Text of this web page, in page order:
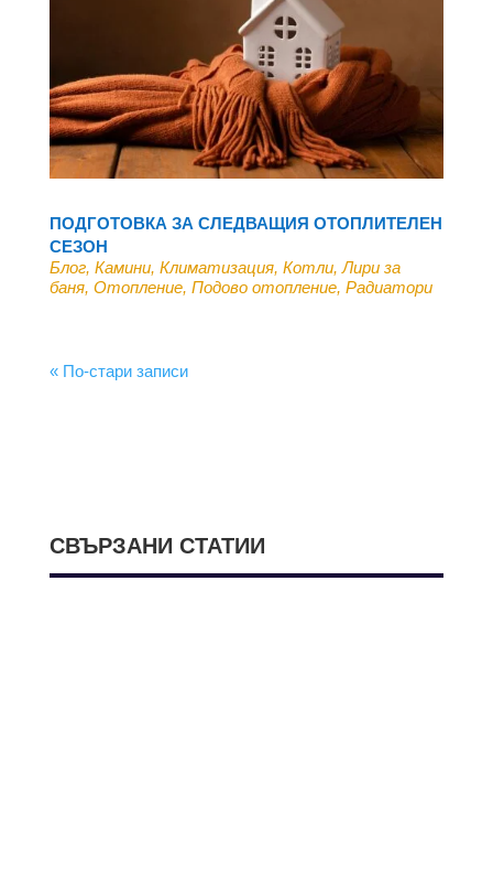
ПОДГОТОВКА ЗА СЛЕДВАЩИЯ ОТОПЛИТЕЛЕН
СЕЗОН
Блог, Камини, Климатизация, Котли,Лири за
баня, Отопление, Подово отопление, Радиатори
« По-стари записи
СВЪРЗАНИ СТАТИИ